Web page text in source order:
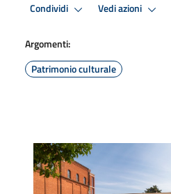
Condividi Vedi azioni
Argomenti:
Patrimonio culturale